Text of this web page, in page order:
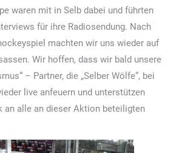
waren mit in Selb dabei und führten
für ihre Radiosendung. Nach
machten wir uns wieder auf
Wir hoffen, dass wir bald unsere
– Partner, die „Selber Wölfe“, bei
live anfeuern und unterstützen
an alle an dieser Aktion beteiligten